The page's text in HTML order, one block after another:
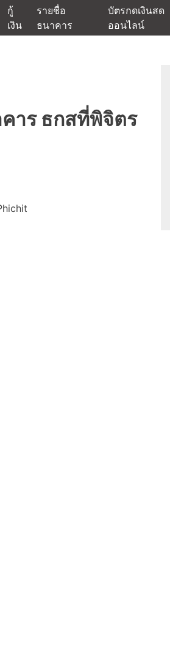
กู้
เงิน
รายชื่อ
ธนาคาร
บัตรกดเงินสด
ออนไลน์
าร ธกสที่พิจิตร